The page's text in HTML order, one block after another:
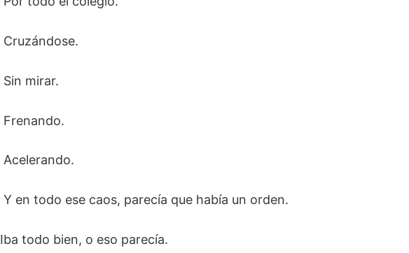
Cruzándose.
Sin mirar.
Frenando.
Acelerando.
Y en todo ese caos, parecía que había un orden.
Iba todo bien, o eso parecía.